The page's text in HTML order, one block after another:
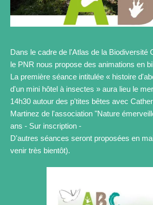
Dans le cadre de l'Atlas de la Biodiversité
le PNR nous propose des animations en
La première séance intitulée « histoire
d'un mini hôtel à insectes » aura lieu le
14h30 autour des p'tites bêtes avec
Martinez de l'association "Nature
ans - Sur inscription -
D'autres séances seront proposées en
venir très bientôt).